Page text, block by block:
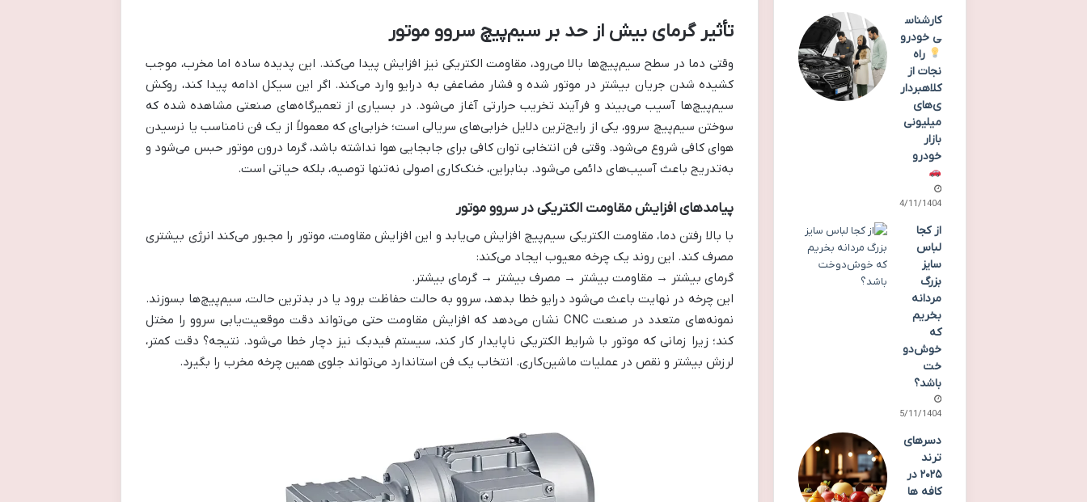
تأثیر گرمای بیش از حد بر سیم‌پیچ سروو موتور
وقتی دما در سطح سیم‌پیچ‌ها بالا می‌رود، مقاومت الکتریکی نیز افزایش پیدا می‌کند. این پدیده ساده اما مخرب، موجب
کشیده شدن جریان بیشتر در موتور شده و فشار مضاعفی به درایو وارد می‌کند. اگر این سیکل ادامه پیدا کند، روکش
سیم‌پیچ‌ها آسیب می‌بیند و فرآیند تخریب حرارتی آغاز می‌شود. در بسیاری از تعمیرگاه‌های صنعتی مشاهده شده که
سوختن سیم‌پیچ سروو، یکی از رایج‌ترین دلایل خرابی‌های سریالی است؛ خرابی‌ای که معمولاً از یک فن نامناسب یا نرسیدن
هوای کافی شروع می‌شود. وقتی فن انتخابی توان کافی برای جابجایی هوا نداشته باشد، گرما درون موتور حبس می‌شود و
به‌تدریج باعث آسیب‌های دائمی می‌شود. بنابراین، خنک‌کاری اصولی نه‌تنها توصیه، بلکه حیاتی است.
پیامدهای افزایش مقاومت الکتریکی در سروو موتور
با بالا رفتن دما، مقاومت الکتریکی سیم‌پیچ افزایش می‌یابد و این افزایش مقاومت، موتور را مجبور می‌کند انرژی بیشتری
مصرف کند. این روند یک چرخه معیوب ایجاد می‌کند:
گرمای بیشتر → مقاومت بیشتر → مصرف بیشتر → گرمای بیشتر.
این چرخه در نهایت باعث می‌شود درایو خطا بدهد، سروو به حالت حفاظت برود یا در بدترین حالت، سیم‌پیچ‌ها بسوزند.
نمونه‌های متعدد در صنعت CNC نشان می‌دهد که افزایش مقاومت حتی می‌تواند دقت موقعیت‌یابی سروو را مختل
کند؛ زیرا زمانی که موتور با شرایط الکتریکی ناپایدار کار کند، سیستم فیدبک نیز دچار خطا می‌شود. نتیجه؟ دقت کمتر،
لرزش بیشتر و نقص در عملیات ماشین‌کاری. انتخاب یک فن استاندارد می‌تواند جلوی همین چرخه مخرب را بگیرد.
کارشناس
ی خودرو
راه
نجات از
کلاهبردار
ی‌های
میلیونی
بازار
خودرو
24/11/1404
از کجا
لباس
سایز
بزرگ
مردانه
بخریم
که
خوش‌دو
خت
باشد؟
15/11/1404
دسرهای
ترند
۲۰۲۵ در
کافه ها